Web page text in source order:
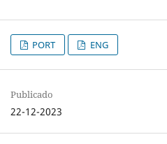
PORT ENG
Publicado
22-12-2023